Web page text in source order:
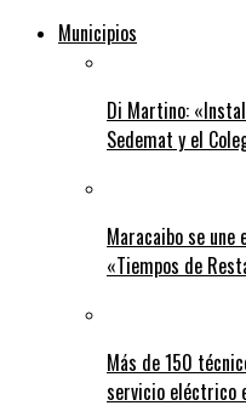
Municipios
Di Martino:
Sedemat y el
Maracaibo se
«Tiempos de
Más de 150
servicio eléctrico